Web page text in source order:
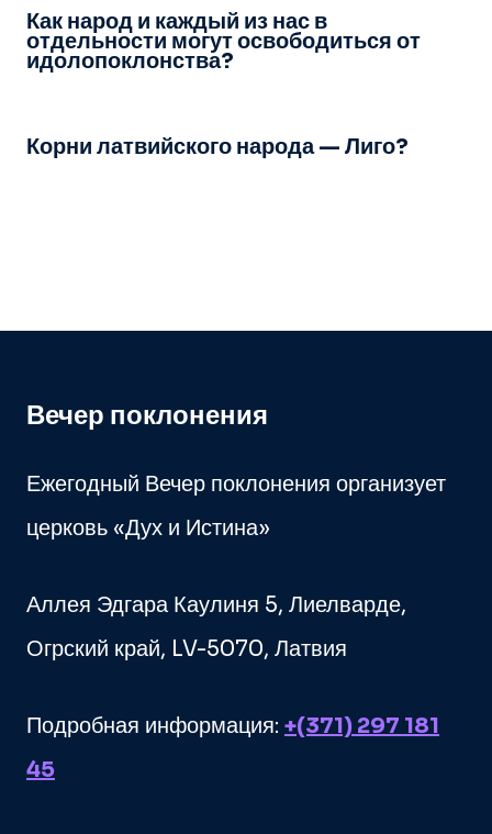
Как народ и каждый из нас в
отдельности могут освободиться от
идолопоклонства?
Корни латвийского народа — Лиго?
Вечер поклонения
Ежегодный Вечер поклонения организует
церковь «Дух и Истина»
Аллея Эдгара Каулиня 5, Лиелварде,
Огрский край, LV-5070, Латвия
Подробная информация: +(371) 297 181
45